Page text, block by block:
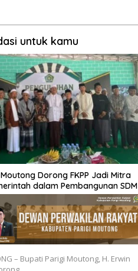
untuk kamu
Dorong FKPP Jadi Mitra
dalam Pembangunan SDM
– Bupati Parigi Moutong, H. Erwin